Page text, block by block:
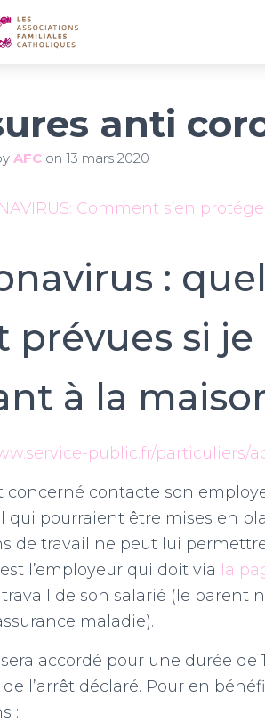
anti
AFC on 13 mars 2020
Comment s’en
:
prévues si
à la
public.fr/particuliers/
concerné contacte son
qui pourraient être mises en
de travail ne peut lui
l’employeur qui doit via la
travail de son salarié (le parent
maladie).
accordé pour une durée
l’arrêt déclaré. Pour en
: